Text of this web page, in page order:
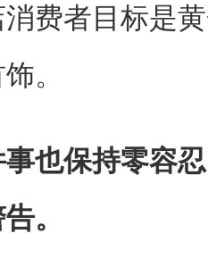
费者目标是
。
也保持零容
。